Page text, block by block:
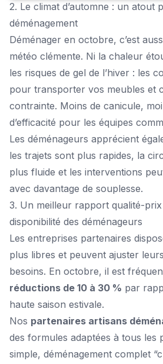
2. Le climat d’automne : un atout
déménagement
Déménager en octobre, c’est
météo clémente. Ni la chaleur
les risques de gel de l’hiver : les
pour transporter vos meubles et
contrainte. Moins de canicule,
d’efficacité pour les équipes
Les déménageurs apprécient
les trajets sont plus rapides, la
plus fluide et les interventions
avec davantage de souplesse.
3. Un meilleur rapport qualité-
disponibilité des déménageurs
Les entreprises partenaires
plus libres et peuvent ajuster
besoins. En octobre, il est
réductions de 10 à 30 % par
haute saison estivale.
Nos partenaires artisans
des formules adaptées à tous les
simple, déménagement complet